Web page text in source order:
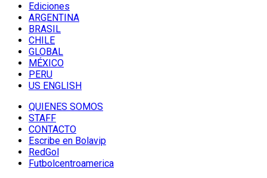
Ediciones
ARGENTINA
BRASIL
CHILE
GLOBAL
MÉXICO
PERU
US ENGLISH
QUIENES SOMOS
STAFF
CONTACTO
Escribe en Bolavip
RedGol
Futbolcentroamerica